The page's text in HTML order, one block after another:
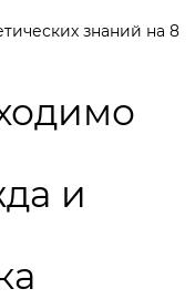
знаний на 8
и